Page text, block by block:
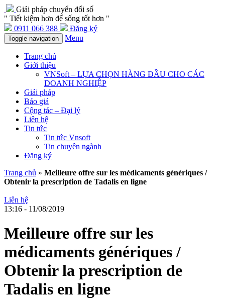
Giải pháp chuyển đổi số
" Tiết kiệm hơn để sống tốt hơn "
0911 066 388
Đăng ký
Toggle navigation Menu
Trang chủ
Giới thiệu
VNSoft – LỰA CHỌN HÀNG ĐẦU CHO CÁC
DOANH NGHIỆP
Giải pháp
Báo giá
Cộng tác – Đại lý
Liên hệ
Tin tức
Tin tức Vnsoft
Tin chuyên ngành
Đăng ký
Trang chủ » Meilleure offre sur les médicaments génériques /
Obtenir la prescription de Tadalis en ligne
Liên hệ
13:16 - 11/08/2019
Meilleure offre sur les
médicaments génériques /
Obtenir la prescription de
Tadalis en ligne